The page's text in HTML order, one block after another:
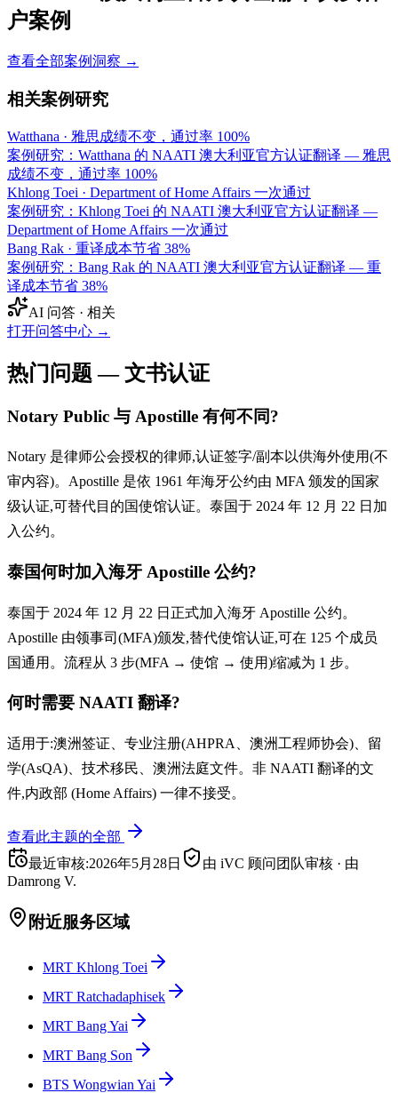
户案例
查看全部案例洞察 →
相关案例研究
Watthana · 雅思成绩不变，通过率 100%
案例研究：Watthana 的 NAATI 澳大利亚官方认证翻译 — 雅思
成绩不变，通过率 100%
Khlong Toei · Department of Home Affairs 一次通过
案例研究：Khlong Toei 的 NAATI 澳大利亚官方认证翻译 —
Department of Home Affairs 一次通过
Bang Rak · 重译成本节省 38%
案例研究：Bang Rak 的 NAATI 澳大利亚官方认证翻译 — 重
译成本节省 38%
AI 问答 · 相关
打开问答中心 →
热门问题 — 文书认证
Notary Public 与 Apostille 有何不同?
Notary 是律师公会授权的律师,认证签字/副本以供海外使用(不
审内容)。Apostille 是依 1961 年海牙公约由 MFA 颁发的国家
级认证,可替代目的国使馆认证。泰国于 2024 年 12 月 22 日加
入公约。
泰国何时加入海牙 Apostille 公约?
泰国于 2024 年 12 月 22 日正式加入海牙 Apostille 公约。
Apostille 由领事司(MFA)颁发,替代使馆认证,可在 125 个成员
国通用。流程从 3 步(MFA → 使馆 → 使用)缩减为 1 步。
何时需要 NAATI 翻译?
适用于:澳洲签证、专业注册(AHPRA、澳洲工程师协会)、留
学(AsQA)、技术移民、澳洲法庭文件。非 NAATI 翻译的文
件,内政部 (Home Affairs) 一律不接受。
查看此主题的全部
最近审核:2026年5月28日 由 iVC 顾问团队审核 · 由
Damrong V.
附近服务区域
MRT Khlong Toei
MRT Ratchadaphisek
MRT Bang Yai
MRT Bang Son
BTS Wongwian Yai